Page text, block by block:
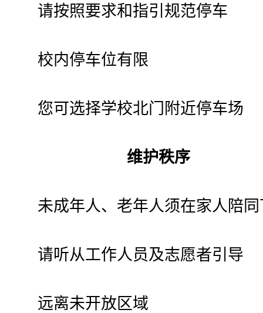
请按照要求和指引规范停车
校内停车位有限
您可选择学校北门附近停车场
维护秩序
未成年人、老年人须在家人陪同
请听从工作人员及志愿者引导
远离未开放区域